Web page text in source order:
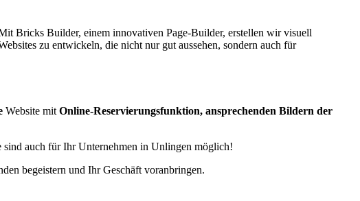
Bricks Builder, einem innovativen Page-Builder, erstellen wir visuell
zu entwickeln, die nicht nur gut aussehen, sondern auch für
Website mit Online-Reservierungsfunktion, ansprechenden Bildern der
sind auch für Ihr Unternehmen in Unlingen möglich!
begeistern und Ihr Geschäft voranbringen.